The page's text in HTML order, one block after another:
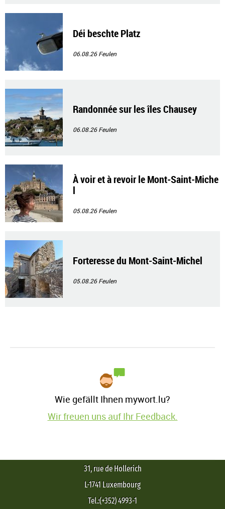
Déi beschte Platz
06.08.26Feulen
Randonnée sur les îles Chausey
06.08.26Feulen
À voir et à revoir le Mont-Saint-Miche
l
05.08.26Feulen
Forteresse du Mont-Saint-Michel
05.08.26Feulen
Wie gefällt Ihnen mywort.lu?
Wir freuen uns auf Ihr Feedback.
31, rue de Hollerich
L-1741 Luxembourg
Tel.:(+352) 4993-1